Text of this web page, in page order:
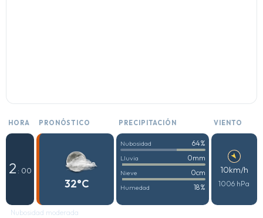
HORA PRONÓSTICO PRECIPITACIÓN VIENTO
2 : 00
32°C
Nubosidad 64%
Lluvia 0mm
Nieve 0cm
Humedad 18%
10km/h
1006 hPa
Nubosidad moderada